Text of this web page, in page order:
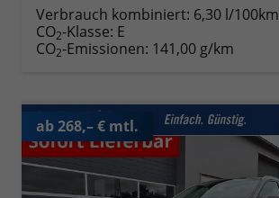
Verbrauch kombiniert: 6,30 l/100km
CO2-Klasse: E
CO2-Emissionen: 141,00 g/km
ab 268,– € mtl.